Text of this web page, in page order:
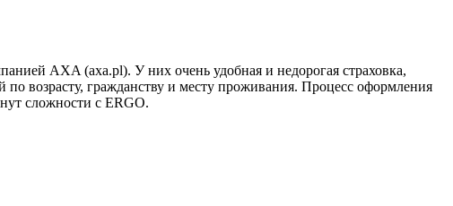
AXA (axa.pl). У них очень удобная и недорогая страховка,
возрасту, гражданству и месту проживания. Процесс оформления
сложности с ERGO.